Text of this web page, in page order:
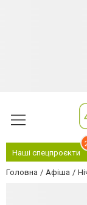
Наші спецпроєкти
Головна Афіша